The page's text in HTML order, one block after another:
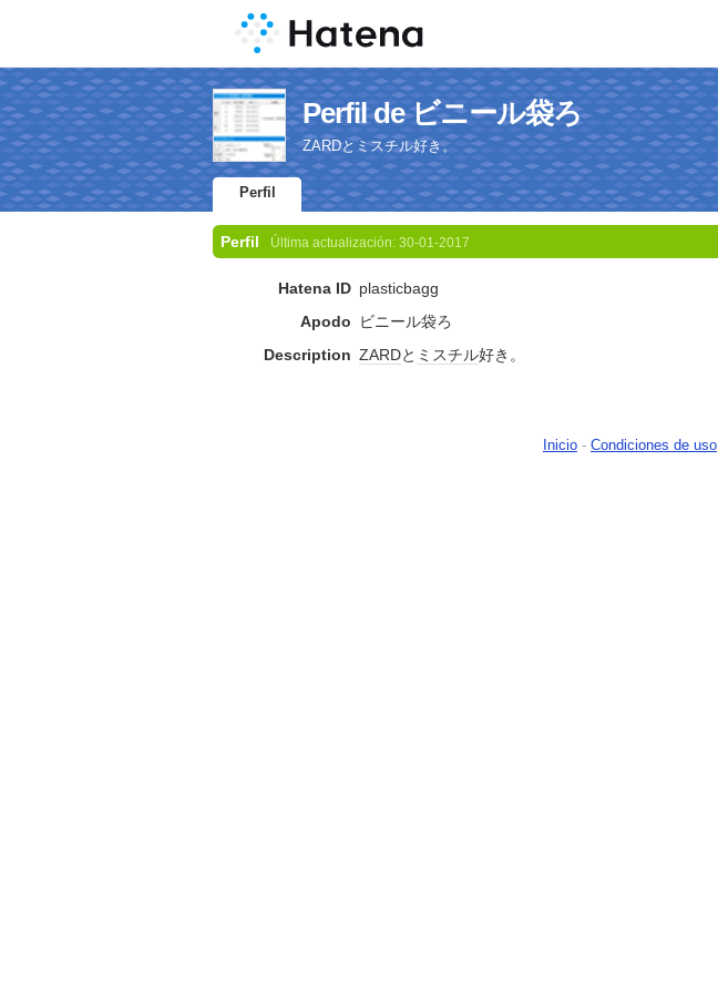
Perfil de ビニール袋ろ
ZARDとミスチル好き。
Perfil
Perfil Última actualización: 30-01-2017
Hatena ID plasticbagg
Apodo
ビニール袋ろ
Description ZARDと ミスチル好き。
Inicio - Condiciones de uso